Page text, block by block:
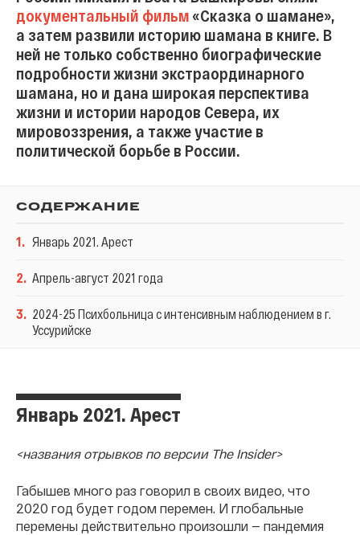
документальный фильм «Сказка о шамане»,
а затем развили историю шамана в книге. В
ней не только собственно биографические
подробности жизни экстраординарного
шамана, но и дана широкая перспектива
жизни и истории народов Севера, их
мировоззрения, а также участие в
политической борьбе в России.
СОДЕРЖАНИЕ
1. Январь 2021. Арест
2. Апрель-август 2021 года
3. 2024-25 Психбольница с интенсивным наблюдением в г.
Уссурийске
Январь 2021. Арест
<названия отрывков по версии The Insider>
Габышев много раз говорил в своих видео, что
2020 год будет годом перемен. И глобальные
перемены действительно произошли — пандемия